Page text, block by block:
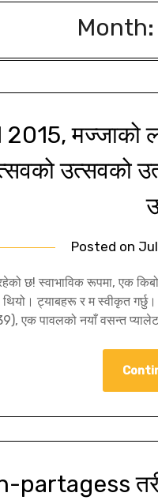
Month:
मज्जाको
उत्सवको
Posted on
छ! स्वाभाविक रूपमा, एक
थियो। ट्याबहरू र म स्वीकृत
एक पावलको नयाँ वसन्त
partagess